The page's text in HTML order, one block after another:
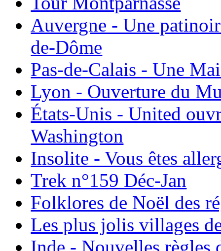
Auvergne - Une
de-Dôme
Pas-de-Calais - Une
Lyon - Ouverture du
États-Unis - United
Washington
Insolite - Vous êtes
Trek n°159 Déc-Jan
Folklores de Noël des
Les plus jolis villages
Inde - Nouvelles règles